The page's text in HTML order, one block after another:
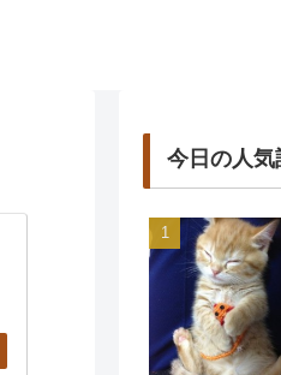
今日の人